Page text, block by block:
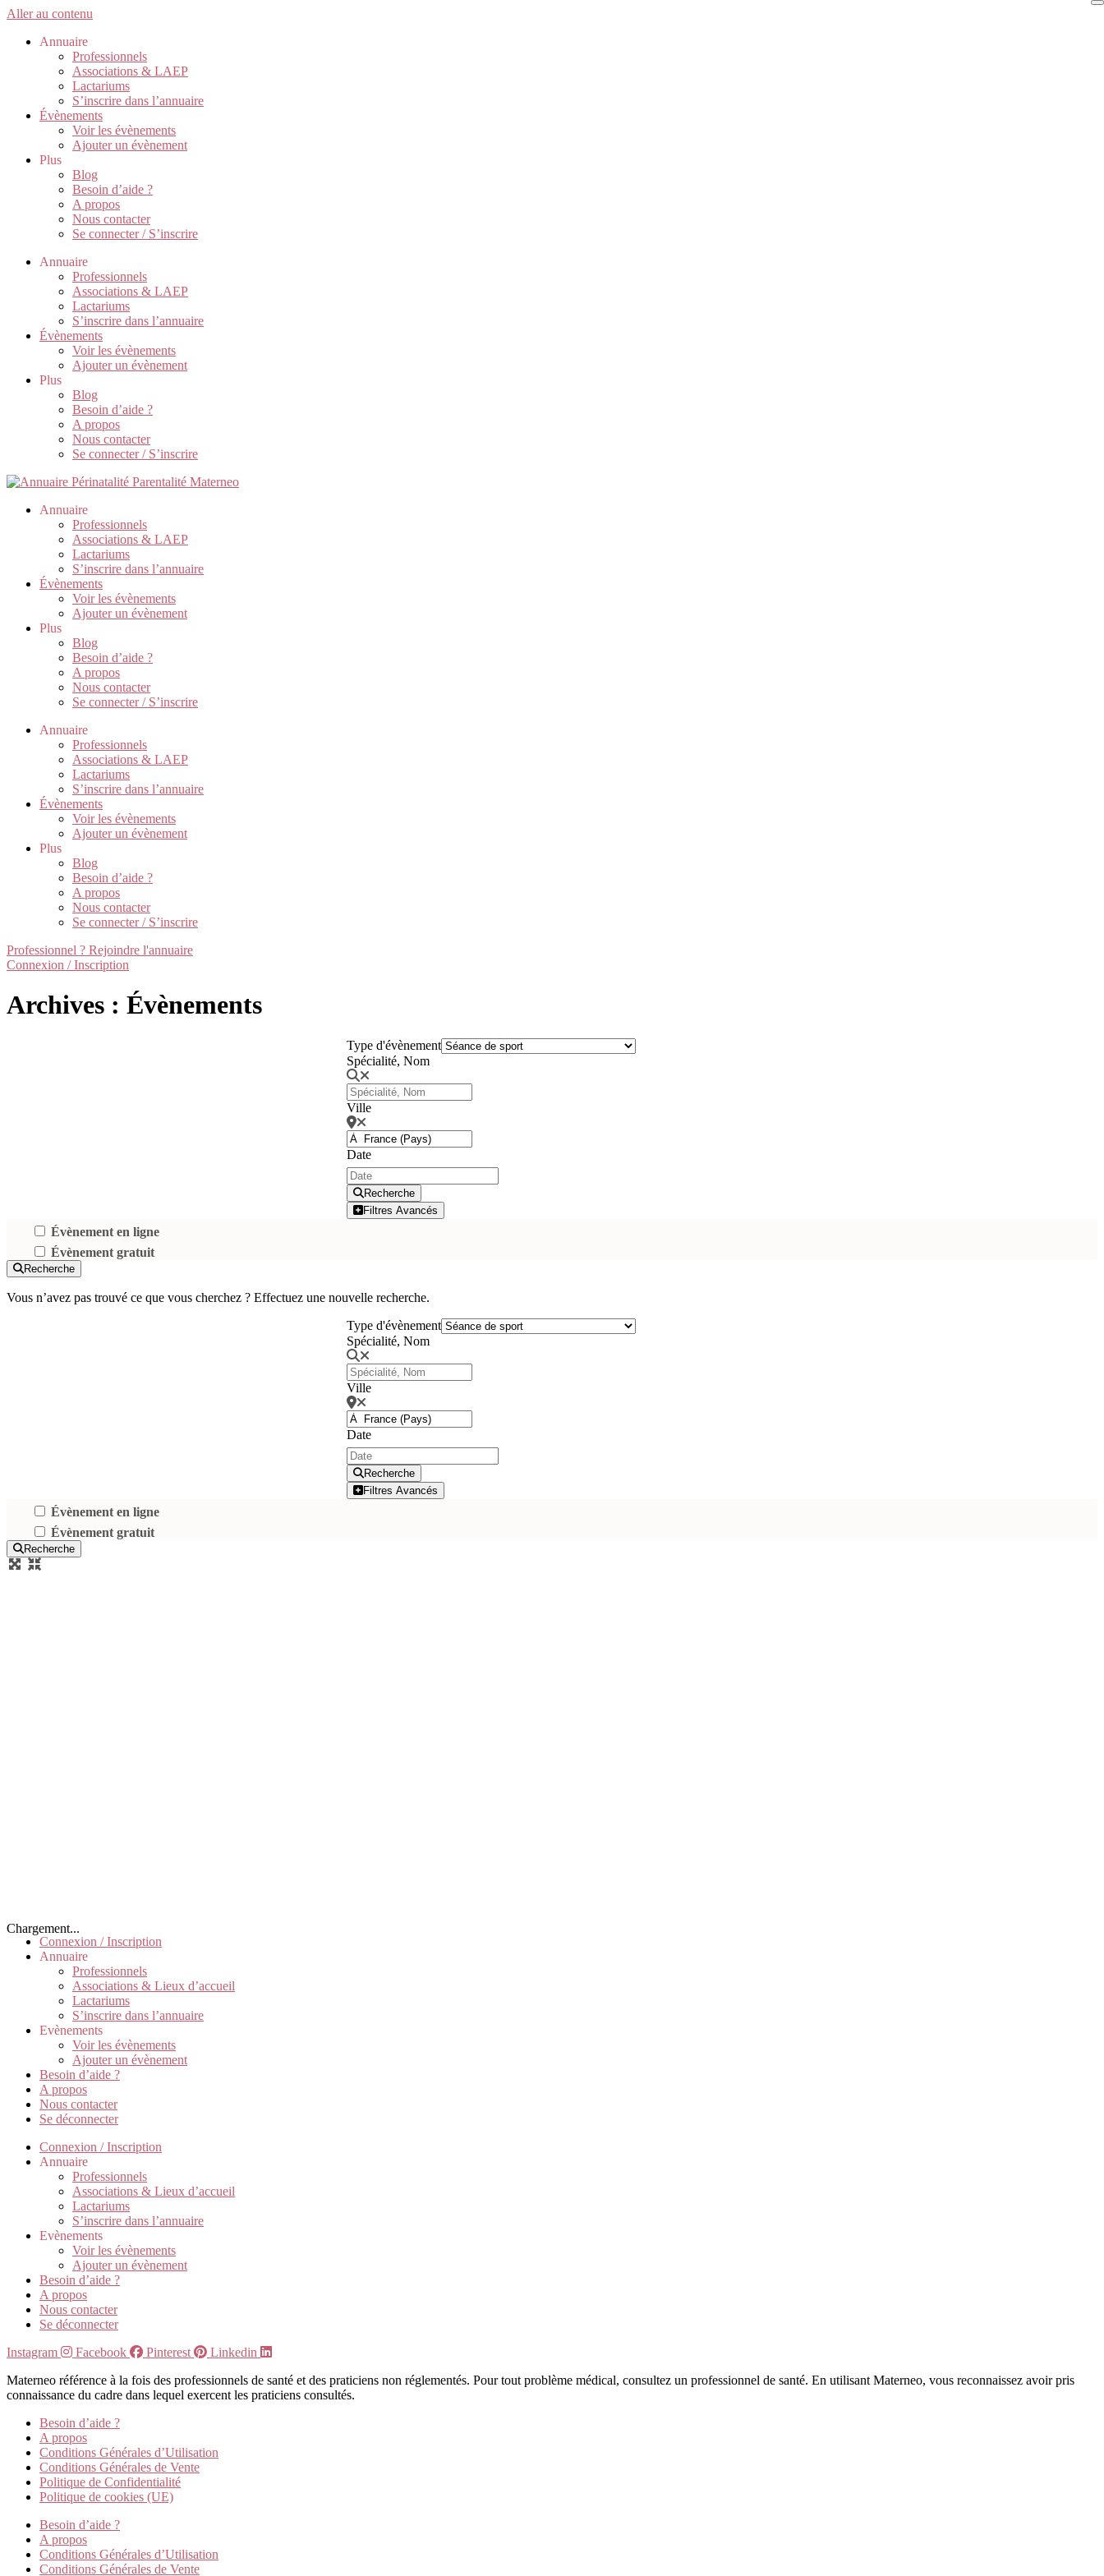
Aller au contenu
Annuaire
Professionnels
Associations & LAEP
Lactariums
S’inscrire dans l’annuaire
Évènements
Voir les évènements
Ajouter un évènement
Plus
Blog
Besoin d’aide ?
A propos
Nous contacter
Se connecter / S’inscrire
Annuaire
Professionnels
Associations & LAEP
Lactariums
S’inscrire dans l’annuaire
Évènements
Voir les évènements
Ajouter un évènement
Plus
Blog
Besoin d’aide ?
A propos
Nous contacter
Se connecter / S’inscrire
Annuaire
Professionnels
Associations & LAEP
Lactariums
S’inscrire dans l’annuaire
Évènements
Voir les évènements
Ajouter un évènement
Plus
Blog
Besoin d’aide ?
A propos
Nous contacter
Se connecter / S’inscrire
Annuaire
Professionnels
Associations & LAEP
Lactariums
S’inscrire dans l’annuaire
Évènements
Voir les évènements
Ajouter un évènement
Plus
Blog
Besoin d’aide ?
A propos
Nous contacter
Se connecter / S’inscrire
Professionnel ? Rejoindre l'annuaire
Connexion / Inscription
Archives : Évènements
Type d'évènement
Spécialité, Nom
Ville
Date
Recherche
Filtres Avancés
Évènement en ligne
Évènement gratuit
Recherche
Vous n’avez pas trouvé ce que vous cherchez ? Effectuez une nouvelle recherche.
Type d'évènement
Spécialité, Nom
Ville
Date
Recherche
Filtres Avancés
Évènement en ligne
Évènement gratuit
Recherche
Chargement...
Connexion / Inscription
Annuaire
Professionnels
Associations & Lieux d’accueil
Lactariums
S’inscrire dans l’annuaire
Evènements
Voir les évènements
Ajouter un évènement
Besoin d’aide ?
A propos
Nous contacter
Se déconnecter
Connexion / Inscription
Annuaire
Professionnels
Associations & Lieux d’accueil
Lactariums
S’inscrire dans l’annuaire
Evènements
Voir les évènements
Ajouter un évènement
Besoin d’aide ?
A propos
Nous contacter
Se déconnecter
Instagram
Facebook Pinterest
Linkedin
Materneo référence à la fois des professionnels de santé et des praticiens non réglementés. Pour tout problème médical, consultez un professionnel de santé. En utilisant Materneo, vous reconnaissez avoir pris
connaissance du cadre dans lequel exercent les praticiens consultés.
Besoin d’aide ?
A propos
Conditions Générales d’Utilisation
Conditions Générales de Vente
Politique de Confidentialité
Politique de cookies (UE)
Besoin d’aide ?
A propos
Conditions Générales d’Utilisation
Conditions Générales de Vente